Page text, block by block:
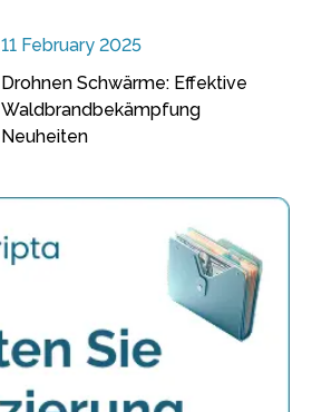
11 February 2025
Drohnen Schwärme: Effektive
Waldbrandbekämpfung
Neuheiten